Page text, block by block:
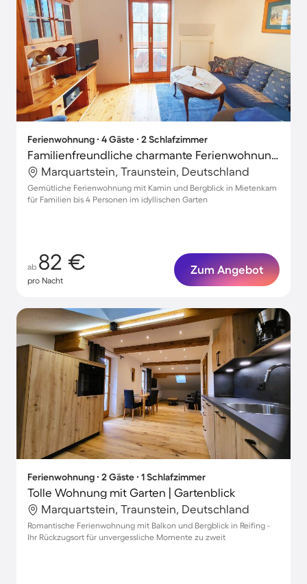
Ferienwohnung ∙ 4 Gäste ∙ 2 Schlafzimmer
Familienfreundliche charmante Ferienwohnung mit Terrasse, Garten und Grill | Gartenblick
Marquartstein, Traunstein, Deutschland
Gemütliche Ferienwohnung mit Kamin und Bergblick in Mietenkam
für Familien bis 4 Personen im idyllischen Garten
ab 82 €
pro Nacht
Zum Angebot
Ferienwohnung ∙ 2 Gäste ∙ 1 Schlafzimmer
Tolle Wohnung mit Garten | Gartenblick
Marquartstein, Traunstein, Deutschland
Romantische Ferienwohnung mit Balkon und Bergblick in Reifing -
Ihr Rückzugsort für unvergessliche Momente zu zweit